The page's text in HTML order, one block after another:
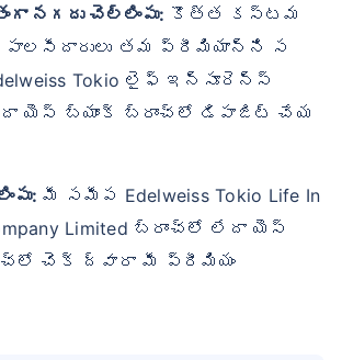
నగదు చెల్లింపు: కొత్త కస్టమ
పాలసీదారులు తమ ప్రీమియాన్ని స
Tokio లైఫ్ ఇన్సూరెన్స్
యెస్ బ్యాంక్ బ్రాంచ్‌లో డిపాజిట్ చేయ
మీ సమీప Edelweiss Tokio Life In
Limited బ్రాంచ్‌లో లేదా యెస్
చెక్ ద్వారా మీ ప్రీమియం